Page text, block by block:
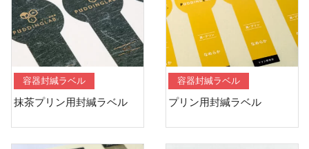
容器封緘ラベル
抹茶プリン用封緘ラベル
容器封緘ラベル
プリン用封緘ラベル